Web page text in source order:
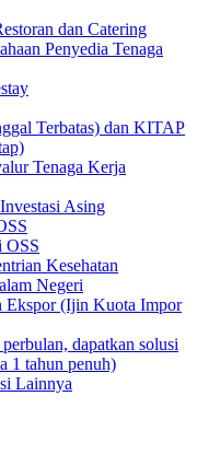
dan Catering
Penyedia Tenaga
Terbatas) dan KITAP
Tenaga Kerja
Asing
OSS
Kesehatan
Negeri
Ekspor (Ijin Kuota Impor
dapatkan solusi
1 tahun penuh)
Lainnya